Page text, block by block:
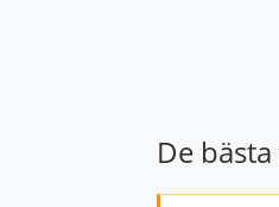
De